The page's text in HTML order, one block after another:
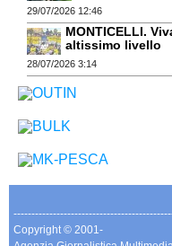
29/07/2026 12:46
MONTICELLI.
altissimo livello
28/07/2026 3:14
Copyright © 2001-